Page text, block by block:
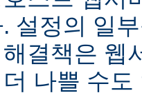
설정의 일
결책은 웹
나쁠 수도